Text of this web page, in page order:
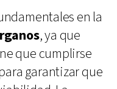
en la
, ya que
que cumplirse
garantizar que